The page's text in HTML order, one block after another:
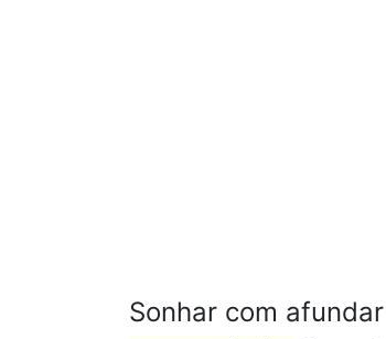
Sonhar com